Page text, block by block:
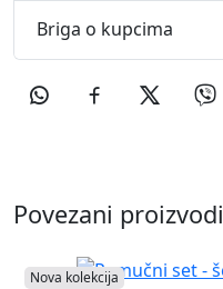
Briga o kupcima
Povezani proizvodi
Nova kolekcija